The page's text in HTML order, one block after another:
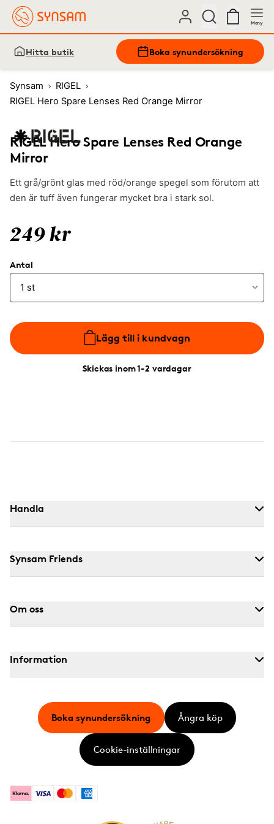
Meny
Hitta butik Boka synundersökning
Synsam
RIGEL
RIGEL Hero Spare Lenses Red Orange Mirror
RIGEL Hero Spare Lenses Red Orange
Mirror
Ett grå/grönt glas med röd/orange spegel som förutom att
den är tuff även fungerar mycket bra i stark sol.
249 kr
Antal
Lägg till i kundvagn
Skickas inom 1-2 vardagar
Handla
Synsam Friends
Om oss
Information
KlarnaVisa MastercardAmerican Express
Boka synundersökning Ångra köp
Cookie-inställningar